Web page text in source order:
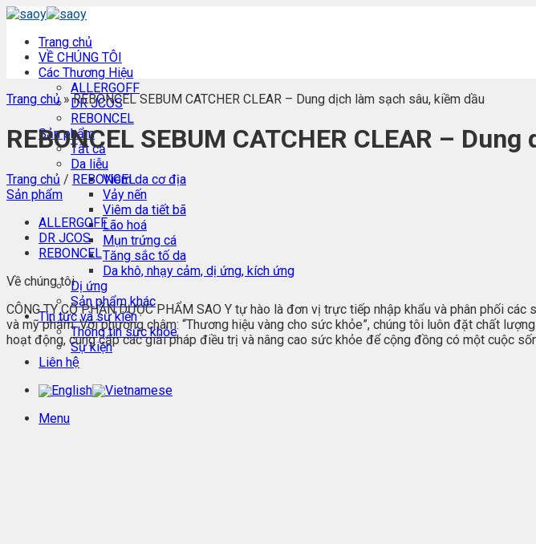
Skip
contentTrang chủ
VỀ CHÚNG TÔI
Các Thương Hiệu
ALLERGOFF
DR JCOS
REBONCEL
Sản phẩm
Tất cả
Da liễu
Viêm da cơ địa
Vảy nến
Viêm da tiết bã
Lão hoá
Mụn trứng cá
Tăng sắc tố da
Da khô, nhạy cảm, dị ứng, kích ứng
Dị ứng
Sản phẩm khác
Tin tức và sự kiện
Thông tin sức khỏe
Sự kiện
Liên hệ
Menu
Trang chủ»REBONCEL SEBUM CATCHER CLEAR – Dung dịch làm sạch sâu, kiềm dầu
REBONCEL SEBUM CATCHER CLEAR –
Trang chủ / REBONCEL
Sản phẩm
ALLERGOFF
DR JCOS
REBONCEL
Về chúng tôi
CÔNG TY CỔ PHẦN DƯỢC PHẨM SAO Y tự hào là đơn vị trực tiếp nhập khẩu và phân phối
và mỹ phẩm. Với phương châm: “Thương hiệu vàng cho sức khỏe”, chúng tôi luôn đặt chất
hoạt động, cung cấp các giải pháp điều trị và nâng cao sức khỏe để cộng đồng có một cuộc